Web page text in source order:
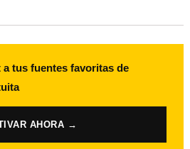
tus fuentes favoritas de
AHORA →